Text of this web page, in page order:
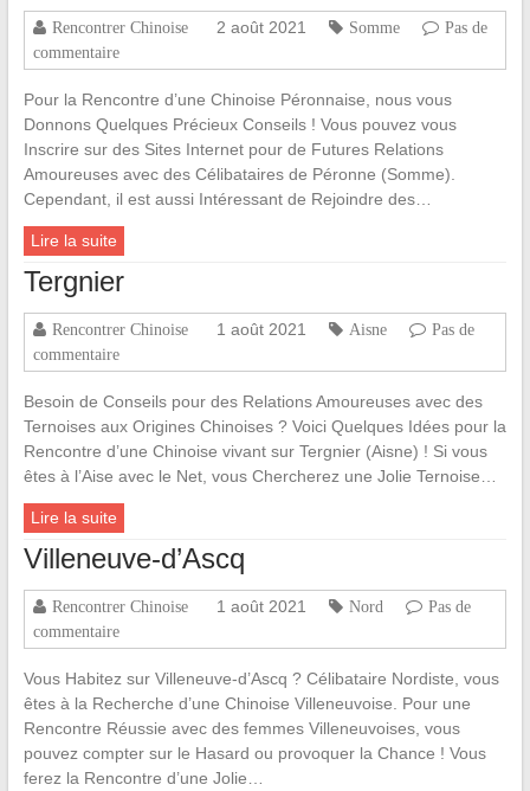
Rencontrer Chinoise 2 août 2021 Somme
Pas de
commentaire
Pour la Rencontre d’une Chinoise Péronnaise, nous vous
Donnons Quelques Précieux Conseils ! Vous pouvez vous
Inscrire sur des Sites Internet pour de Futures Relations
Amoureuses avec des Célibataires de Péronne (Somme).
Cependant, il est aussi Intéressant de Rejoindre des…
Lire la suite
Tergnier
Rencontrer Chinoise 1 août 2021 Aisne
Pas de
commentaire
Besoin de Conseils pour des Relations Amoureuses avec des
Ternoises aux Origines Chinoises ? Voici Quelques Idées pour la
Rencontre d’une Chinoise vivant sur Tergnier (Aisne) ! Si vous
êtes à l’Aise avec le Net, vous Chercherez une Jolie Ternoise…
Lire la suite
Villeneuve-d’Ascq
Rencontrer Chinoise 1 août 2021 Nord
Pas de
commentaire
Vous Habitez sur Villeneuve-d’Ascq ? Célibataire Nordiste, vous
êtes à la Recherche d’une Chinoise Villeneuvoise. Pour une
Rencontre Réussie avec des femmes Villeneuvoises, vous
pouvez compter sur le Hasard ou provoquer la Chance ! Vous
ferez la Rencontre d’une Jolie…